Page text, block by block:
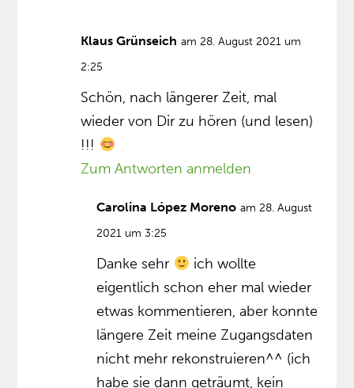
Klaus Grünseich am 28. August 2021 um
2:25
Schön, nach längerer Zeit, mal
wieder von Dir zu hören (und lesen)
!!!
Zum Antworten anmelden
Carolina López Moreno am 28. August
2021 um 3:25
Danke sehr
ich wollte
eigentlich schon eher mal wieder
etwas kommentieren, aber konnte
längere Zeit meine Zugangsdaten
nicht mehr rekonstruieren^^ (ich
habe sie dann geträumt, kein